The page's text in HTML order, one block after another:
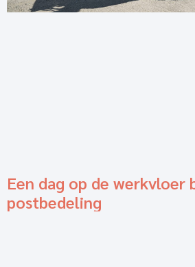
Een dag op de werkvloer
postbedeling